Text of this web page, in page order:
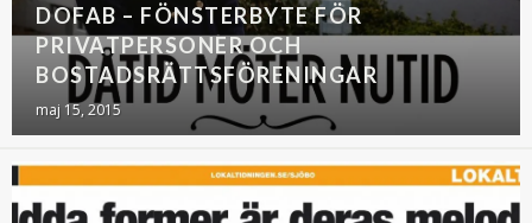
DOFAB – FÖNSTERBYTE FÖR
PRIVATPERSONER OCH
BOSTADSRÄTTSFÖRENINGAR
maj 15, 2015